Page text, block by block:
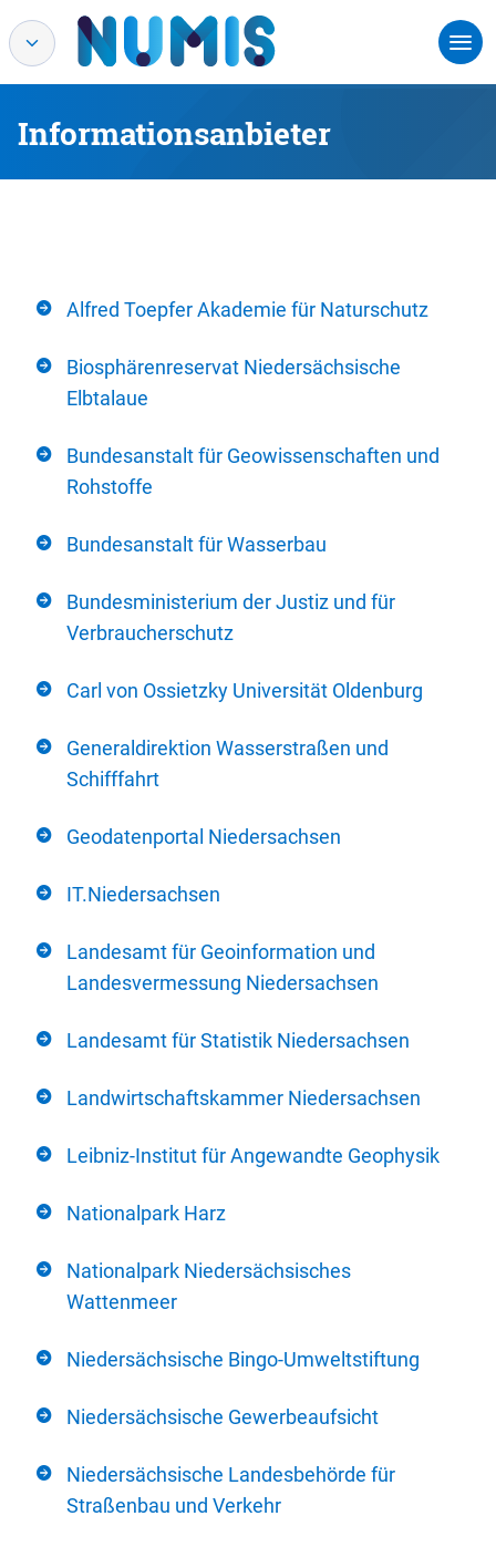
Informationsanbieter
Alfred Toepfer Akademie für Naturschutz
Biosphärenreservat Niedersächsische
Elbtalaue
Bundesanstalt für Geowissenschaften und
Rohstoffe
Bundesanstalt für Wasserbau
Bundesministerium der Justiz und für
Verbraucherschutz
Carl von Ossietzky Universität Oldenburg
Generaldirektion Wasserstraßen und
Schifffahrt
Geodatenportal Niedersachsen
IT.Niedersachsen
Landesamt für Geoinformation und
Landesvermessung Niedersachsen
Landesamt für Statistik Niedersachsen
Landwirtschaftskammer Niedersachsen
Leibniz-Institut für Angewandte Geophysik
Nationalpark Harz
Nationalpark Niedersächsisches
Wattenmeer
Niedersächsische Bingo-Umweltstiftung
Niedersächsische Gewerbeaufsicht
Niedersächsische Landesbehörde für
Straßenbau und Verkehr